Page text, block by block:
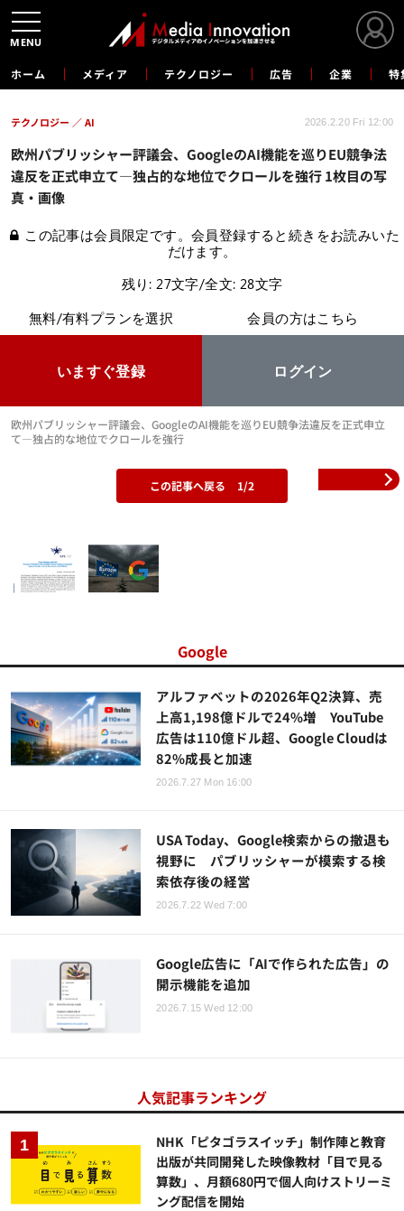
ホーム メディア テクノロジー 広告 企業 特
欧州パブリッシャー評議会、GoogleのAI機能を巡りEU競争法
違反を正式申立て―独占的な地位でクロールを強行 1枚目の写
真・画像
テクノロジー AI 2026.2.20 Fri 12:00
この記事は会員限定です。会員登録すると続きをお読みいた
だけます。
残り: 27文字/全文: 28文字
無料/有料プランを選択
いますぐ登録
会員の方はこちら
ログイン
欧州パブリッシャー評議会、GoogleのAI機能を巡りEU競争法違反を正式申立
て―独占的な地位でクロールを強行
この記事へ戻る 1/2
Google
アルファベットの2026年Q2決算、売
上高1,198億ドルで24%増 YouTube
広告は110億ドル超、Google Cloudは
82%成長と加速
2026.7.27 Mon 16:00
USA Today、Google検索からの撤退も
視野に パブリッシャーが模索する検
索依存後の経営
2026.7.22 Wed 7:00
Google広告に「AIで作られた広告」の
開示機能を追加
2026.7.15 Wed 12:00
人気記事ランキング
NHK「ピタゴラスイッチ」制作陣と教育
出版が共同開発した映像教材「目で見る
算数」、月額680円で個人向けストリーミ
ング配信を開始
MENU